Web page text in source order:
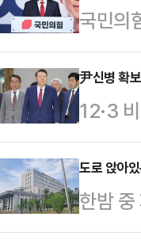
국회
내대표
했다.
려져
머리에
시지가
으면서
국민의
구를
을 정
시 공
대해
밀어주
생각한
김 전
尹신병 확
12·3
이 10
검은
증에
속 불
도로 앉아
한밤
남성을